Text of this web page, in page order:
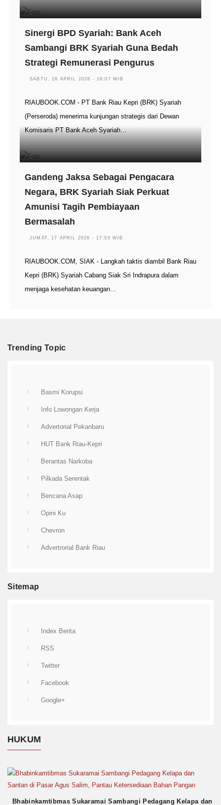
Sinergi BPD Syariah: Bank Aceh
Sambangi BRK Syariah Guna Bedah
Strategi Remunerasi Pengurus
SABTU, 18 APRIL 2026 - 19:07 WIB
RIAUBOOK.COM - PT Bank Riau Kepri (BRK) Syariah
(Perseroda) menerima kunjungan strategis dari Dewan
Komisaris PT Bank Aceh Syariah…
Gandeng Jaksa Sebagai Pengacara
Negara, BRK Syariah Siak Perkuat
Amunisi Tagih Pembiayaan
Bermasalah
JUMAT, 17 APRIL 2026 - 17:50 WIB
RIAUBOOK.COM, SIAK - Langkah taktis diambil Bank Riau
Kepri (BRK) Syariah Cabang Siak Sri Indrapura dalam
menjaga kesehatan keuangan…
Trending Topic
Basmi Korupsi
Info Lowongan Kerja
Advertorial Pekanbaru
HUT Bank Riau-Kepri
Berantas Narkoba
Pilkada Serentak
Bencana Asap
Opini Ku
Chevron
Advertrorial Bank Riau
Sitemap
Index Berita
RSS
Twitter
Facebook
Google+
HUKUM
Bhabinkamtibmas Sukaramai Sambangi Pedagang Kelapa dan